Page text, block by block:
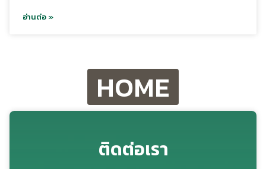
อ่านต่อ »
HOME
ติดต่อเรา